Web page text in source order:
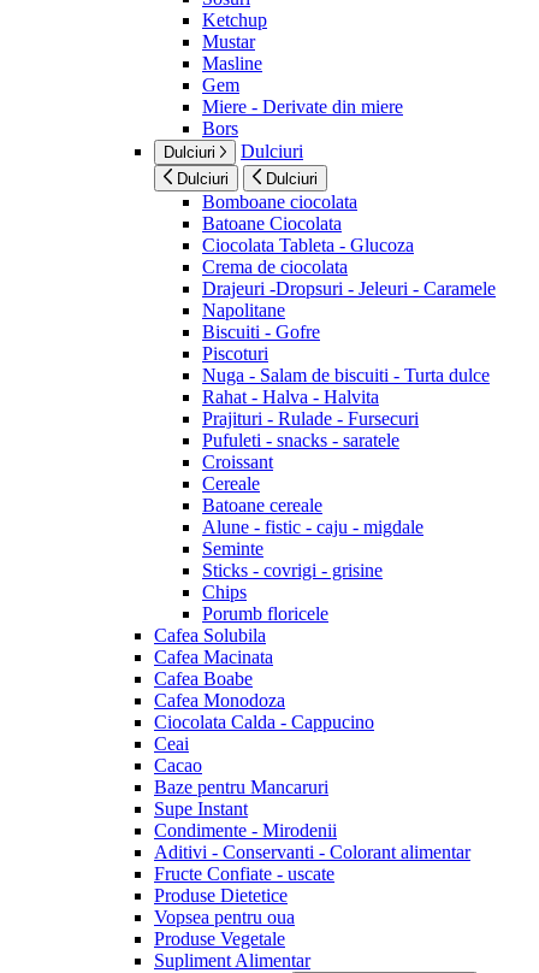
Ketchup
Mustar
Masline
Gem
Miere - Derivate din miere
Bors
Dulciuri Dulciuri
Dulciuri Dulciuri
Bomboane ciocolata
Batoane Ciocolata
Ciocolata Tableta - Glucoza
Crema de ciocolata
Drajeuri -Dropsuri - Jeleuri - Caramele
Napolitane
Biscuiti - Gofre
Piscoturi
Nuga - Salam de biscuiti - Turta dulce
Rahat - Halva - Halvita
Prajituri - Rulade - Fursecuri
Pufuleti - snacks - saratele
Croissant
Cereale
Batoane cereale
Alune - fistic - caju - migdale
Seminte
Sticks - covrigi - grisine
Chips
Porumb floricele
Cafea Solubila
Cafea Macinata
Cafea Boabe
Cafea Monodoza
Ciocolata Calda - Cappucino
Ceai
Cacao
Baze pentru Mancaruri
Supe Instant
Condimente - Mirodenii
Aditivi - Conservanti - Colorant alimentar
Fructe Confiate - uscate
Produse Dietetice
Vopsea pentru oua
Produse Vegetale
Supliment Alimentar